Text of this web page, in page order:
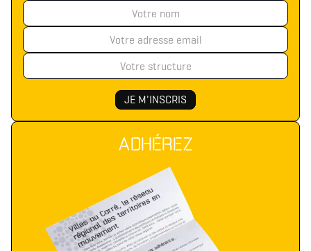
ADHÉREZ